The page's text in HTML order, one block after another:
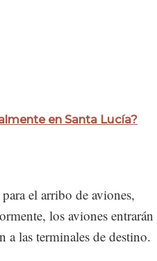
en Santa Lucía?
el arribo de aviones,
los aviones entrarán
a las terminales de destino.